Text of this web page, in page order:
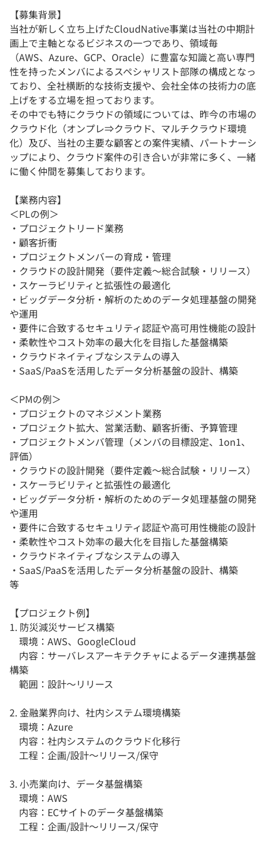
【募集背景】
当社が新しく立ち上げたCloudNative事業は当社の中期計
画上で主軸となるビジネスの一つであり、領域毎
（AWS、Azure、GCP、Oracle）に豊富な知識と高い専門
性を持ったメンバによるスペシャリスト部隊の構成となっ
ており、全社横断的な技術支援や、会社全体の技術力の底
上げをする立場を担っております。
その中でも特にクラウドの領域については、昨今の市場の
クラウド化（オンプレ⇒クラウド、マルチクラウド環境
化）及び、当社の主要な顧客との案件実績、パートナーシ
ップにより、クラウド案件の引き合いが非常に多く、一緒
に働く仲間を募集しております。
【業務内容】
＜PLの例＞
・プロジェクトリード業務
・顧客折衝
・プロジェクトメンバーの育成・管理
・クラウドの設計開発（要件定義～総合試験・リリース）
・スケーラビリティと拡張性の最適化
・ビッグデータ分析・解析のためのデータ処理基盤の開発
や運用
・要件に合致するセキュリティ認証や高可用性機能の設計
・柔軟性やコスト効率の最大化を目指した基盤構築
・クラウドネイティブなシステムの導入
・SaaS/PaaSを活用したデータ分析基盤の設計、構築
＜PMの例＞
・プロジェクトのマネジメント業務
・プロジェクト拡大、営業活動、顧客折衝、予算管理
・プロジェクトメンバ管理（メンバの目標設定、1on1、
評価）
・クラウドの設計開発（要件定義～総合試験・リリース）
・スケーラビリティと拡張性の最適化
・ビッグデータ分析・解析のためのデータ処理基盤の開発
や運用
・要件に合致するセキュリティ認証や高可用性機能の設計
・柔軟性やコスト効率の最大化を目指した基盤構築
・クラウドネイティブなシステムの導入
・SaaS/PaaSを活用したデータ分析基盤の設計、構築
等
【プロジェクト例】
1. 防災減災サービス構築
環境：AWS、GoogleCloud
内容：サーバレスアーキテクチャによるデータ連携基盤
構築
範囲：設計～リリース
2. 金融業界向け、社内システム環境構築
環境：Azure
内容：社内システムのクラウド化移行
工程：企画/設計～リリース/保守
3. 小売業向け、データ基盤構築
環境：AWS
内容：ECサイトのデータ基盤構築
工程：企画/設計～リリース/保守